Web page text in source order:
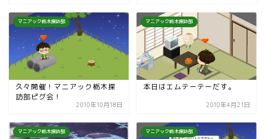
マニアック栃木探訪部
久々開催！マニアック栃木探
訪部ピグ会！
2010年10月18日
マニアック栃木探訪部
本日はエムテーテーだす。
2010年4月21日
マニアック栃木探訪部 マニアック栃木探訪部